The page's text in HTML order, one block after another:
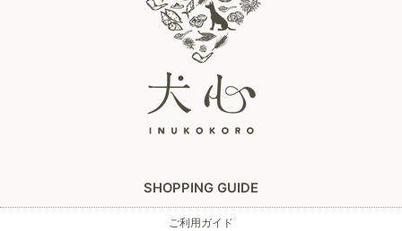
SHOPPING GUIDE
ご利用ガイド